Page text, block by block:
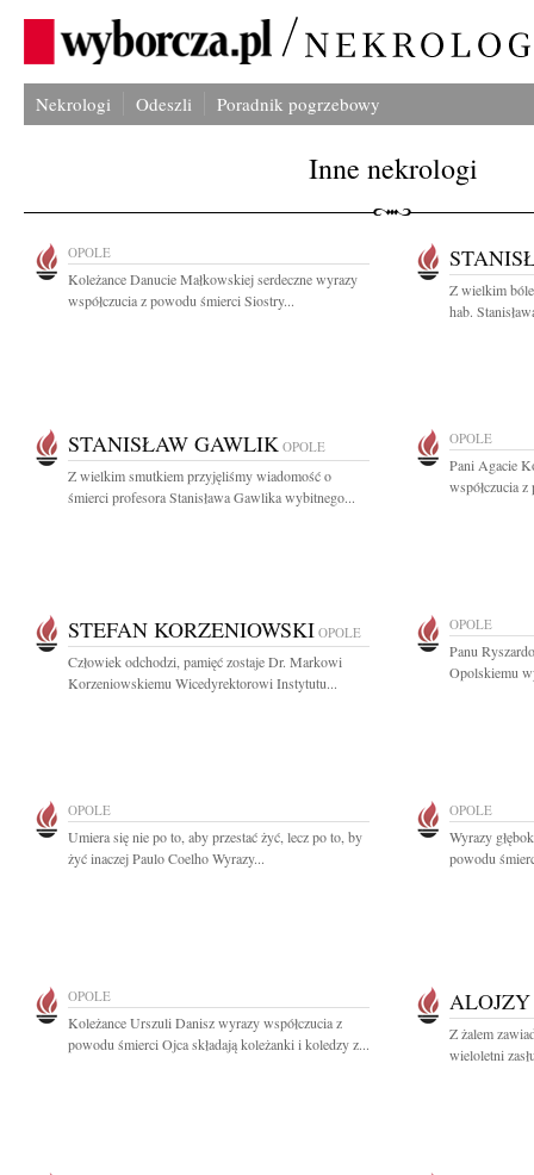
Nekrologi Odeszli Poradnik pogrzebowy
Inne nekrologi
OPOLE
Koleżance Danucie Małkowskiej serdeczne wyrazy
współczucia z powodu śmierci Siostry...
Z wielkim
hab.
STANISŁAW GAWLIK OPOLE
Z wielkim smutkiem przyjęliśmy wiadomość o
śmierci profesora Stanisława Gawlika wybitnego...
OPOLE
Pani Agacie
współczucia
STEFAN KORZENIOWSKI OPOLE
Człowiek odchodzi, pamięć zostaje Dr. Markowi
Korzeniowskiemu Wicedyrektorowi Instytutu...
OPOLE
Panu
Opolskiemu
OPOLE
Umiera się nie po to, aby przestać żyć, lecz po to, by
żyć inaczej Paulo Coelho Wyrazy...
OPOLE
Wyrazy
powodu
OPOLE
Koleżance Urszuli Danisz wyrazy współczucia z
powodu śmierci Ojca składają koleżanki i koledzy z...
Z żalem
wieloletni